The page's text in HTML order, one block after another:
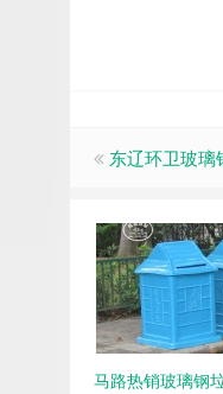
东辽环卫玻璃
马路热销玻璃钢